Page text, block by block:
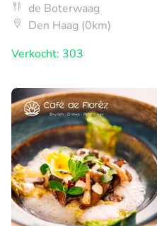
de Boterwaag
Den Haag (0km)
Verkocht: 303